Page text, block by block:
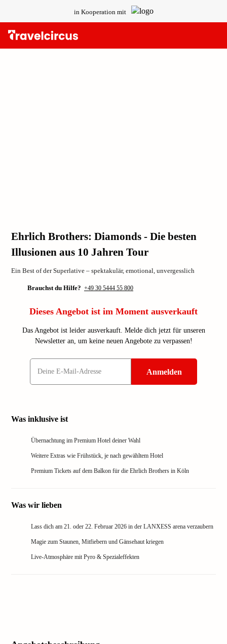
in Kooperation mit
Ehrlich Brothers: Diamonds - Die besten
Illusionen aus 10 Jahren Tour
Ein Best of der Superlative – spektakulär, emotional, unvergesslich
Brauchst du Hilfe? +49 30 5444 55 800
Dieses Angebot ist im Moment ausverkauft
Das Angebot ist leider ausverkauft. Melde dich jetzt für unseren
Newsletter an, um keine neuen Angebote zu verpassen!
Anmelden
Was inklusive ist
Übernachtung im Premium Hotel deiner Wahl
Weitere Extras wie Frühstück, je nach gewähltem Hotel
Premium Tickets auf dem Balkon für die Ehrlich Brothers in Köln
Was wir lieben
Lass dich am 21. oder 22. Februar 2026 in der LANXESS arena verzaubern
Magie zum Staunen, Mitfiebern und Gänsehaut kriegen
Live-Atmosphäre mit Pyro & Spezialeffekten